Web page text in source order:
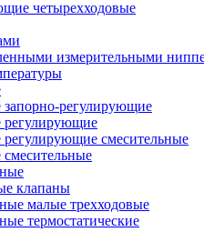
четырехходовые
измерительными
регулирующие
регулирующие
смесительные
клапаны
малые трехходовые
термостатические